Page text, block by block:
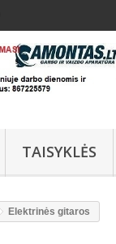
TAISYKLĖS
Elektrinės gitaros